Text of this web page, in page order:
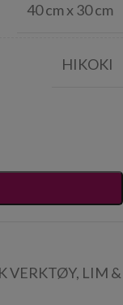
40 cm x 30 cm
HIKOKI
VERKTØY, LIM &